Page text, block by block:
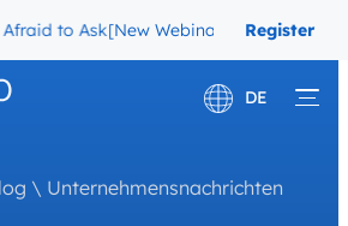
[New Webinar] The MigrationRegister
Now
DE
Français
\ Unternehmensnachrichten